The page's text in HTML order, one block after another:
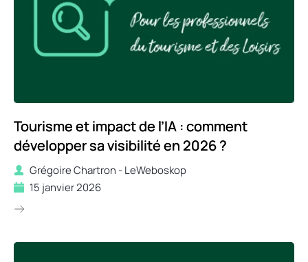
Tourisme et impact de l’IA : comment
développer sa visibilité en 2026 ?
Grégoire Chartron - LeWeboskop
15 janvier 2026